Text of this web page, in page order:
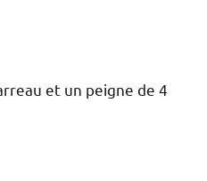
et un peigne de 4